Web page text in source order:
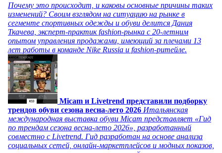
Почему это происходит, и каковы основные причины таких
изменений? Своим взглядом на ситуацию на рынке в
сегменте спортивных одежды и обуви делится Дания
Ткачева, эксперт-практик fashion-рынка с 20-летним
опытом управления продажами, имеющий за плечами 13
лет работы в команде Nike Russia и fashion-ритейле.
Micam и Livetrend представили подборку
трендов обуви сезона весна-лето 2026 Итальянская
международная выставка обуви Micam представляет «Гид
по трендам сезона весна-лето 2026», разработанный
совместно с Livetrend. Гид разработан на основе анализа
социальных сетей, онлайн-маркетплейсов и модных показов,